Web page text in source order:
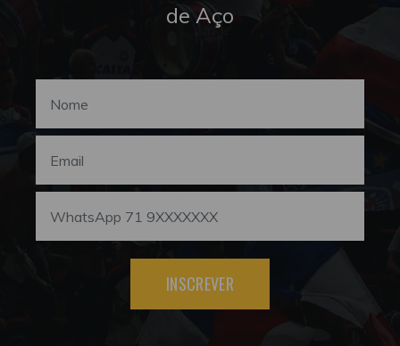
de Aço
INSCREVER